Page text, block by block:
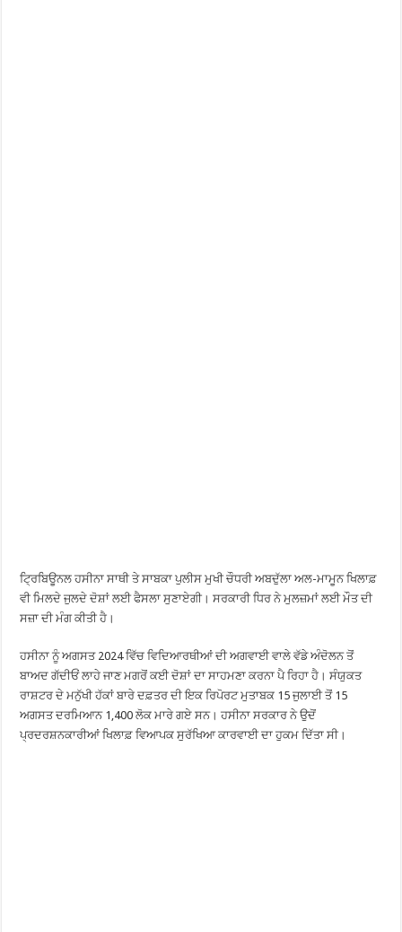
ਟ੍ਰਿਬਿਊਨਲ ਹਸੀਨਾ ਸਾਥੀ ਤੇ ਸਾਬਕਾ ਪੁਲੀਸ ਮੁਖੀ ਚੌਧਰੀ ਅਬਦੁੱਲਾ ਅਲ-ਮਾਮੂਨ ਖਿਲਾਫ਼
ਵੀ ਮਿਲਦੇ ਜੁਲਦੇ ਦੋਸ਼ਾਂ ਲਈ ਫੈਸਲਾ ਸੁਣਾਏਗੀ। ਸਰਕਾਰੀ ਧਿਰ ਨੇ ਮੁਲਜ਼ਮਾਂ ਲਈ ਮੌਤ ਦੀ
ਸਜ਼ਾ ਦੀ ਮੰਗ ਕੀਤੀ ਹੈ।
ਹਸੀਨਾ ਨੂੰ ਅਗਸਤ 2024 ਵਿੱਚ ਵਿਦਿਆਰਥੀਆਂ ਦੀ ਅਗਵਾਈ ਵਾਲੇ ਵੱਡੇ ਅੰਦੋਲਨ ਤੋਂ
ਬਾਅਦ ਗੱਦੀਓਂ ਲਾਹੇ ਜਾਣ ਮਗਰੋਂ ਕਈ ਦੋਸ਼ਾਂ ਦਾ ਸਾਹਮਣਾ ਕਰਨਾ ਪੈ ਰਿਹਾ ਹੈ। ਸੰਯੁਕਤ
ਰਾਸ਼ਟਰ ਦੇ ਮਨੁੱਖੀ ਹੱਕਾਂ ਬਾਰੇ ਦਫ਼ਤਰ ਦੀ ਇਕ ਰਿਪੋਰਟ ਮੁਤਾਬਕ 15 ਜੁਲਾਈ ਤੋਂ 15
ਅਗਸਤ ਦਰਮਿਆਨ 1,400 ਲੋਕ ਮਾਰੇ ਗਏ ਸਨ। ਹਸੀਨਾ ਸਰਕਾਰ ਨੇ ਉਦੋਂ
ਪ੍ਰਦਰਸ਼ਨਕਾਰੀਆਂ ਖਿਲਾਫ਼ ਵਿਆਪਕ ਸੁਰੱਖਿਆ ਕਾਰਵਾਈ ਦਾ ਹੁਕਮ ਦਿੱਤਾ ਸੀ।